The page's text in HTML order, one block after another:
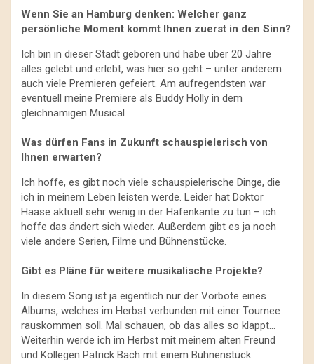
Wenn Sie an Hamburg denken: Welcher ganz
persönliche Moment kommt Ihnen zuerst in den Sinn?
Ich bin in dieser Stadt geboren und habe über 20 Jahre
alles gelebt und erlebt, was hier so geht – unter anderem
auch viele Premieren gefeiert. Am aufregendsten war
eventuell meine Premiere als Buddy Holly in dem
gleichnamigen Musical
Was dürfen Fans in Zukunft schauspielerisch von
Ihnen erwarten?
Ich hoffe, es gibt noch viele schauspielerische Dinge, die
ich in meinem Leben leisten werde. Leider hat Doktor
Haase aktuell sehr wenig in der Hafenkante zu tun – ich
hoffe das ändert sich wieder. Außerdem gibt es ja noch
viele andere Serien, Filme und Bühnenstücke.
Gibt es Pläne für weitere musikalische Projekte?
In diesem Song ist ja eigentlich nur der Vorbote eines
Albums, welches im Herbst verbunden mit einer Tournee
rauskommen soll. Mal schauen, ob das alles so klappt…
Weiterhin werde ich im Herbst mit meinem alten Freund
und Kollegen Patrick Bach mit einem Bühnenstück